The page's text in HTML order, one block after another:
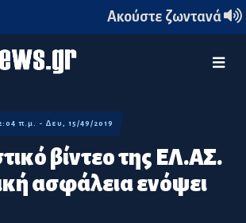
Ακούστε ζωντανά
βίντεο της ΕΛ.ΑΣ.
ασφάλεια ενόψει
π.μ. - Δευ, 15/49/2019